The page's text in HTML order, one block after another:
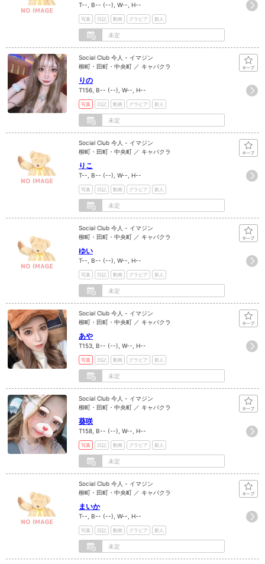
T--, B-- (--), W--, H--
写真 日記 動画 グラビア 新人
未定
Social Club 今人 - イマジン
柳町・田町・中央町 ／ キャバクラ
りの
T156, B-- (--), W--, H--
写真 日記 動画 グラビア 新人
未定
Social Club 今人 - イマジン
柳町・田町・中央町 ／ キャバクラ
りこ
T--, B-- (--), W--, H--
写真 日記 動画 グラビア 新人
未定
Social Club 今人 - イマジン
柳町・田町・中央町 ／ キャバクラ
ゆい
T--, B-- (--), W--, H--
写真 日記 動画 グラビア 新人
未定
Social Club 今人 - イマジン
柳町・田町・中央町 ／ キャバクラ
あや
T153, B-- (--), W--, H--
写真 日記 動画 グラビア 新人
未定
Social Club 今人 - イマジン
柳町・田町・中央町 ／ キャバクラ
葵咲
T158, B-- (--), W--, H--
写真 日記 動画 グラビア 新人
未定
Social Club 今人 - イマジン
柳町・田町・中央町 ／ キャバクラ
まいか
T--, B-- (--), W--, H--
写真 日記 動画 グラビア 新人
未定